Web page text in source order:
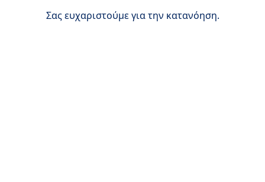
Σας ευχαριστούμε για την κατανόηση.